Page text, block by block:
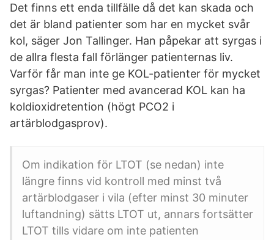
Det finns ett enda tillfälle då det kan skada och
det är bland patienter som har en mycket svår
kol, säger Jon Tallinger. Han påpekar att syrgas i
de allra flesta fall förlänger patienternas liv.
Varför får man inte ge KOL-patienter för mycket
syrgas? Patienter med avancerad KOL kan ha
koldioxidretention (högt PCO2 i
artärblodgasprov).
Om indikation för LTOT (se nedan) inte
längre finns vid kontroll med minst två
artärblodgaser i vila (efter minst 30 minuter
luftandning) sätts LTOT ut, annars fortsätter
LTOT tills vidare om inte patienten